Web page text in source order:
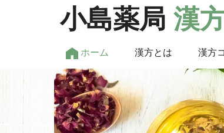
小島薬局 漢
ホーム 漢方とは 漢方